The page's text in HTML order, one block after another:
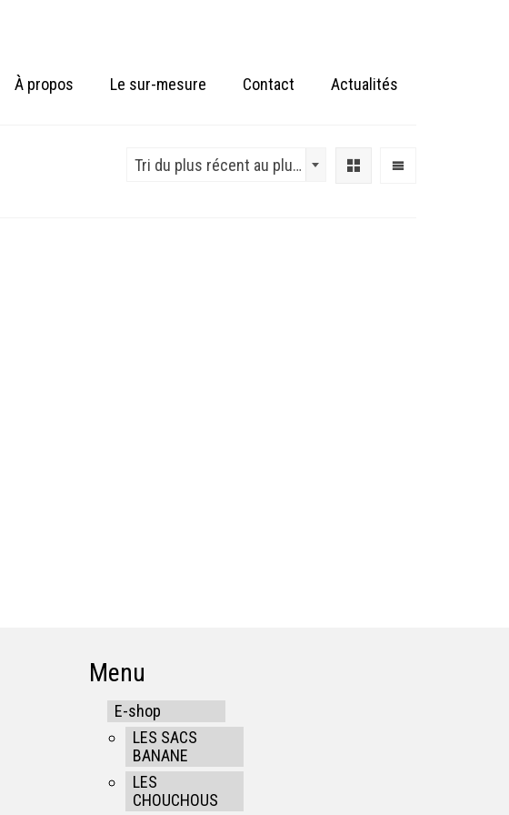
À propos Le sur-mesure Contact Actualités
Tri du plus récent au plus ancien
Menu
E-shop
LES SACS
BANANE
LES
CHOUCHOUS